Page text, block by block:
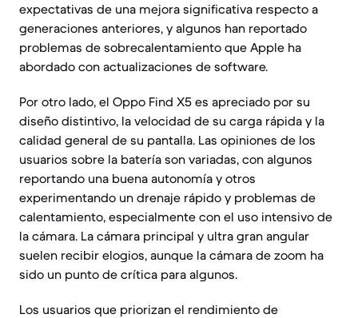
expectativas de una mejora significativa respecto a
generaciones anteriores, y algunos han reportado
problemas de sobrecalentamiento que Apple ha
abordado con actualizaciones de software.
Por otro lado, el Oppo Find X5 es apreciado por su
diseño distintivo, la velocidad de su carga rápida y la
calidad general de su pantalla. Las opiniones de los
usuarios sobre la batería son variadas, con algunos
reportando una buena autonomía y otros
experimentando un drenaje rápido y problemas de
calentamiento, especialmente con el uso intensivo de
la cámara. La cámara principal y ultra gran angular
suelen recibir elogios, aunque la cámara de zoom ha
sido un punto de crítica para algunos.
Los usuarios que priorizan el rendimiento de